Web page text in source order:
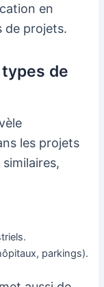
en
de projets.
de
les projets
parkings).